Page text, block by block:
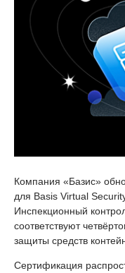
Компания «Базис»
для Basis Virtual
Инспекционный
соответствуют
защиты средств
Сертификация